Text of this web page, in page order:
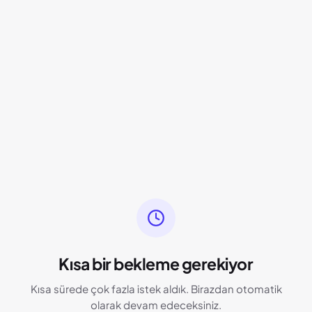
Kısa bir bekleme gerekiyor
Kısa sürede çok fazla istek aldık. Birazdan otomatik
olarak devam edeceksiniz.